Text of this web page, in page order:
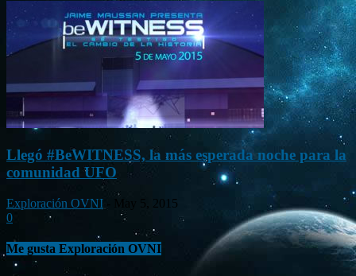
Llegó #BeWITNESS, la más esperada noche para la
comunidad UFO
Exploración OVNI
May 5, 2015
0
Me gusta Exploración OVNI